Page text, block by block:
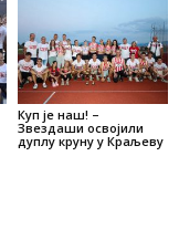
Куп је наш! –
Звездаши освојили
дуплу круну у Краљеву